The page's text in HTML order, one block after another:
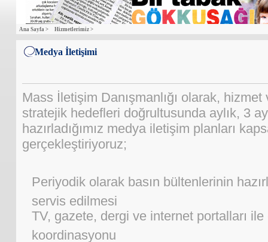
Ana Sayfa > Hizmetlerimiz >
Medya İletişimi
Mass İletişim Danışmanlığı olarak,
stratejik hedefleri doğrultusunda aylık, 3
hazırladığımız medya iletişim planları
gerçekleştiriyoruz;
Periyodik olarak basın bültenlerinin
servis edilmesi
TV, gazete, dergi ve internet portalları
koordinasyonu